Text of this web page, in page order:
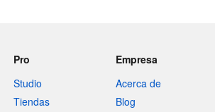
Pro
Studio
Tiendas
Empresa
Acerca de
Blog